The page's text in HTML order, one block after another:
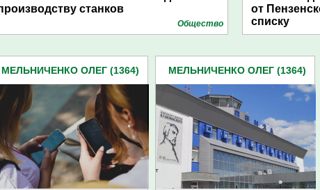
станков
Общество
от
списку
МЕЛЬНИЧЕНКО ОЛЕГ (1364) МЕЛЬНИЧЕНКО ОЛЕГ (1364)